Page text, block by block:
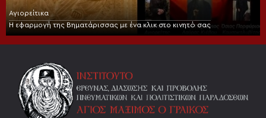
Αγιορείτικα
Η εφαρμογή της Βηματάρισσας με ένα κλικ στο κινητό σας